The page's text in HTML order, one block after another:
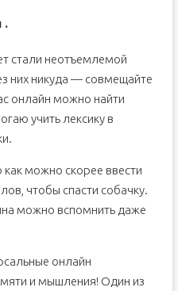
.
стали неотъемлемой
них никуда — совмещайте
онлайн можно найти
учить лексику в
можно скорее ввести
чтобы спасти собачку.
можно вспомнить даже
онлайн
и мышления! Один из